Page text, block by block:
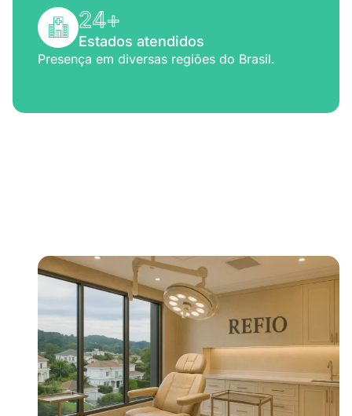
24+
Estados atendidos
Presença em diversas regiões do Brasil.